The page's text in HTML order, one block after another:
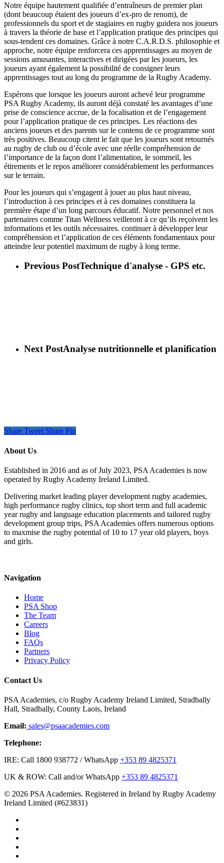
Notre équipe hautement qualifiée d’entraîneurs de premier plan
(dont beaucoup étaient des joueurs d’ex-pro de renom), de
professionnels du sport et de stagiaires en rugby guidera nos joueurs
à travers la théorie de base et l’application pratique des principes qui
sous-tendent ces domaines. Grâce à notre C.A.R.D.S. philosophie et
approche, notre équipe renforcera ces apprentissages au moyen de
sessions amusantes, interactives et dirigées par les joueurs, les
joueurs ayant également la possibilité de consigner leurs
apprentissages tout au long du programme de la Rugby Academy.
Espérons que lorsque les joueurs auront achevé leur programme
PSA Rugby Academy, ils auront déjà constaté les avantages d’une
prise de conscience accrue, de la focalisation et de l’engagement
pour l’application pratique de ces principes. Les réactions des
anciens joueurs et des parents sur le contenu de ce programme sont
très positives. Beaucoup citent le fait que les joueurs sont retournés
au rugby de club ou d’école avec une réelle compréhension de
l’importance de la façon dont l’alimentation, le sommeil, les
étirements et le repos améliorer considérablement les performances
sur le terrain.
Pour les joueurs qui s’engagent à jouer au plus haut niveau,
l’introduction à ces principes et à ces domaines constituera la
première étape d’un long parcours éducatif. Notre personnel et nos
partenaires comme Titan Wellness veilleront à ce qu’ils reçoivent les
informations et les outils nécessaires. continuer à développer leur
compréhension et l’application de ces éléments fondamentaux pour
atteindre leur potentiel maximum de rugby à long terme.
Previous PostTechnique d'analyse - GPS etc.
Next PostAnalyse nutritionnelle et planification
Share Tweet Share Pin
About Us
Established in 2016 and as of July 2023, PSA Academies is now
operated by Rugby Academy Ireland Limited.
Delivering market leading player development rugby academies,
high performance rugby clinics, top short term and full academic
year rugby and language education placements and tailored rugby
development group trips, PSA Academies offers numerous options
to maxmise the rugby potential of 10 to 17 year old players, boys
and girls.
Navigation
Home
PSA Shop
The Team
Careers
Blog
FAQs
Partners
Privacy Policy
Contact Us
PSA Academies, c/o Rugby Academy Ireland Limited, Stradbally
Hall, Stradbally, County Laois, Ireland
Email: sales@psaacademies.com
Telephone:
IRE: Call 1800 938772 / WhatsApp +353 89 4825371
UK & ROW: Call and/or WhatsApp +353 89 4825371
© 2026 PSA Academies. Registered in Ireland by Rugby Academy
Ireland Limited (#623831)